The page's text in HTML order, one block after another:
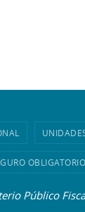
OBLIGATORIO
Público